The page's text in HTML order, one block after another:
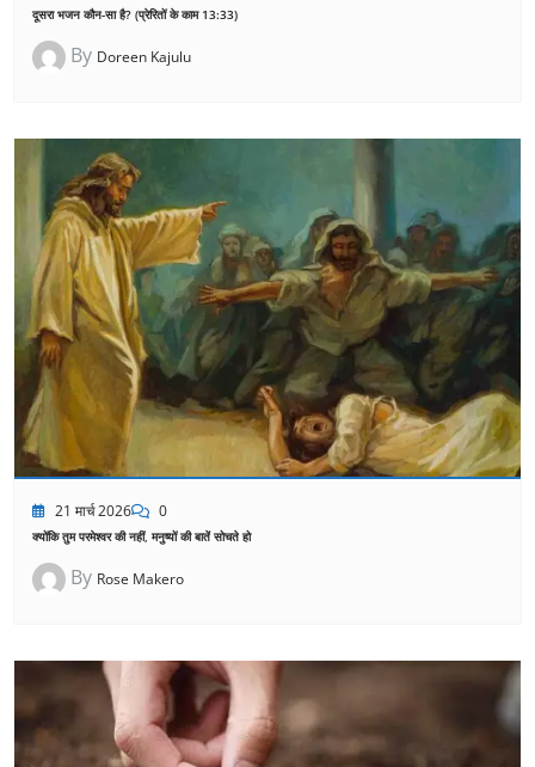
दूसरा भजन कौन-सा है? (प्रेरितों के काम 13:33)
By Doreen Kajulu
21 मार्च 2026 0
क्योंकि तुम परमेश्वर की नहीं, मनुष्यों की बातें सोचते हो
By Rose Makero